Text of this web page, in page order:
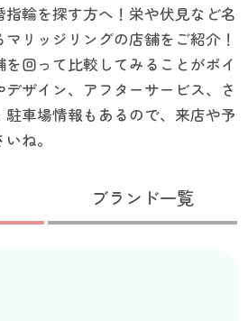
輪を探す方へ！栄や伏見など名
リッジリングの店舗をご紹介！
回って比較してみることがポイ
ザイン、アフターサービス、さ
駐車場情報もあるので、来店や予
ね。
ブランド一覧